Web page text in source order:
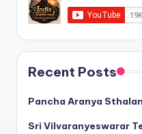
Recent Posts
Pancha Aranya
Sri Vilvaranyeswarar